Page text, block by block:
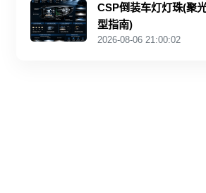
CSP倒装车灯灯珠(聚
型指南)
2026-08-06 21:00:02